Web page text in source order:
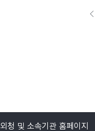
외청 및 소속기관 홈페이지